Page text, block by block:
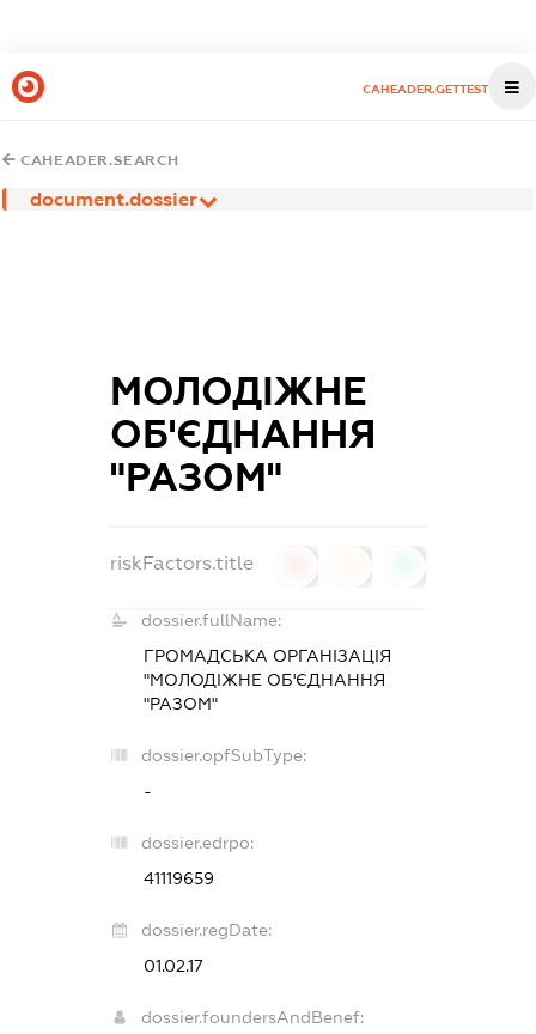
CAHEADER.GETTEST
CAHEADER.SEARCH
document.dossier
МОЛОДІЖНЕ
ОБ'ЄДНАННЯ
"РАЗОМ"
riskFactors.title
dossier.fullName:
ГРОМАДСЬКА ОРГАНІЗАЦІЯ
"МОЛОДІЖНЕ ОБ'ЄДНАННЯ
"РАЗОМ"
dossier.opfSubType:
-
dossier.edrpo:
41119659
dossier.regDate:
01.02.17
dossier.foundersAndBenef: